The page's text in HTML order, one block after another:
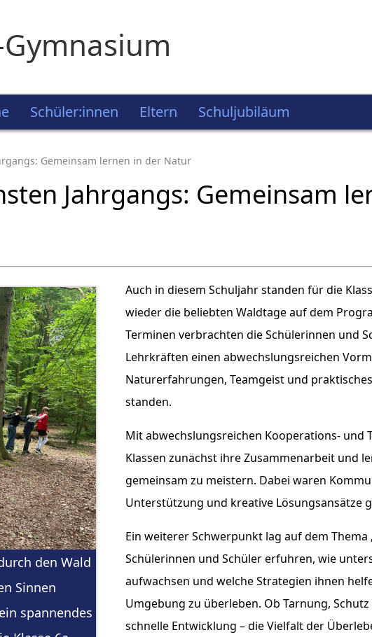
Schüler:innen Eltern Schuljubiläum
Gemeinsam lernen in der Natur
Jahrgangs: Gemeinsam
den Wald
Sinnen
spannendes
Auch in diesem Schuljahr standen für die
wieder die beliebten Waldtage auf dem
Terminen verbrachten die Schülerinnen und
Lehrkräften einen abwechslungsreichen
Naturerfahrungen, Teamgeist und
standen.
Mit abwechslungsreichen Kooperations- und
Klassen zunächst ihre Zusammenarbeit und
gemeinsam zu meistern. Dabei waren
Unterstützung und kreative Lösungsansätze
Ein weiterer Schwerpunkt lag auf dem Thema
Schülerinnen und Schüler erfuhren, wie
aufwachsen und welche Strategien ihnen
Umgebung zu überleben. Ob Tarnung,
schnelle Entwicklung – die Vielfalt der